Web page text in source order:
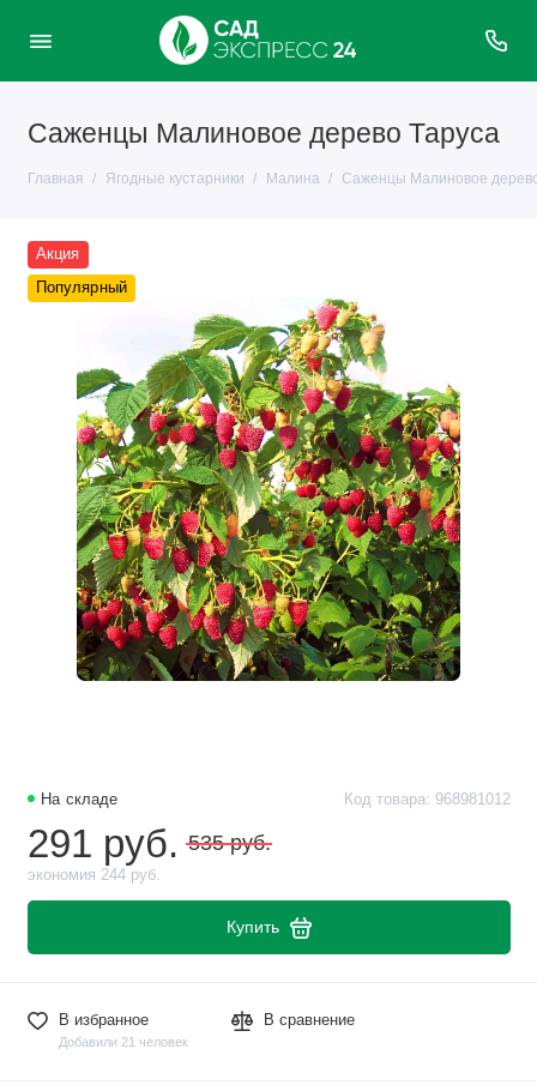
Саженцы Малиновое дерево Таруса
Главная Ягодные кустарники Малина Саженцы Малиновое
Акция
Популярный
На складе Код товара: 968981012
291 руб. 535 руб.
экономия 244 руб.
Купить
В избранное
Добавили 21 человек
В сравнение